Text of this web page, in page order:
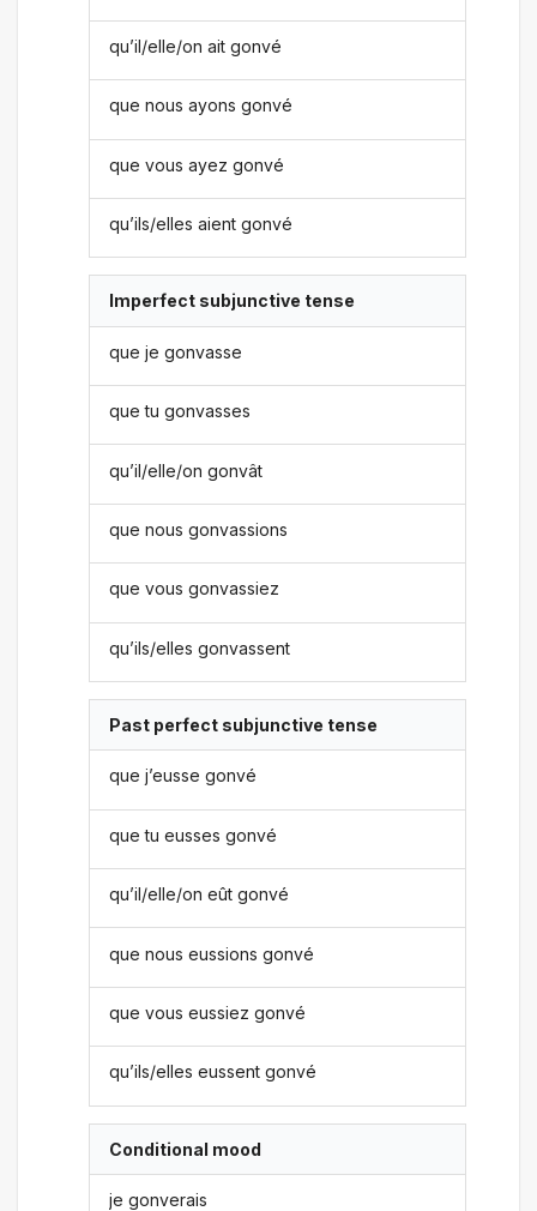
qu’il/elle/on ait gonvé
que nous ayons gonvé
que vous ayez gonvé
qu’ils/elles aient gonvé
Imperfect subjunctive tense
que je gonvasse
que tu gonvasses
qu’il/elle/on gonvât
que nous gonvassions
que vous gonvassiez
qu’ils/elles gonvassent
Past perfect subjunctive tense
que j’eusse gonvé
que tu eusses gonvé
qu’il/elle/on eût gonvé
que nous eussions gonvé
que vous eussiez gonvé
qu’ils/elles eussent gonvé
Conditional mood
je gonverais